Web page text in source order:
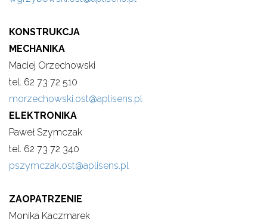
KONSTRUKCJA
MECHANIKA
Maciej Orzechowski
tel. 62 73 72 510
morzechowski.ost@aplisens.pl
ELEKTRONIKA
Paweł Szymczak
tel. 62 73 72 340
pszymczak.ost@aplisens.pl
ZAOPATRZENIE
Monika Kaczmarek